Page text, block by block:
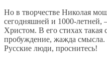
Но в творчестве Николая
сегодняшней и 1000-летней,
Христом. В его стихах такая
пробуждение, жажда
Русские люди, проснитесь!